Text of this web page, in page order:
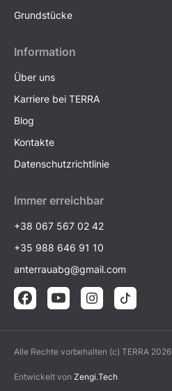
Grundstücke
Information
Über uns
Karriere bei TERRA
Blog
Kontakte
Datenschutzrichtlinie
Immer erreichbar
+38 067 567 02 42
+35 988 646 91 10
anterrauabg@gmail.com
Alle Rechte vorbehalten (c) TERRA 2026
Entwickelt von Zengi.Tech